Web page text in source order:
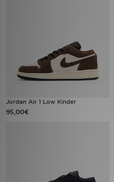
Jordan Air 1 Low Kinder
95,00€